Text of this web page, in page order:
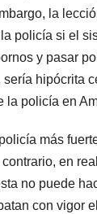
la
policía si el
y pasar
hipócrita
la policía en
más
en
no puede
con vigor